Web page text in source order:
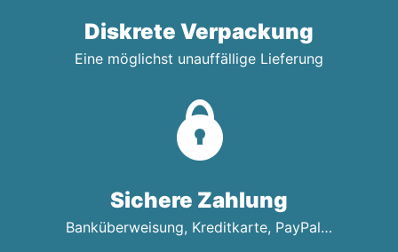
Diskrete Verpackung
Eine möglichst unauffällige Lieferung
Sichere Zahlung
Banküberweisung, Kreditkarte, PayPal…